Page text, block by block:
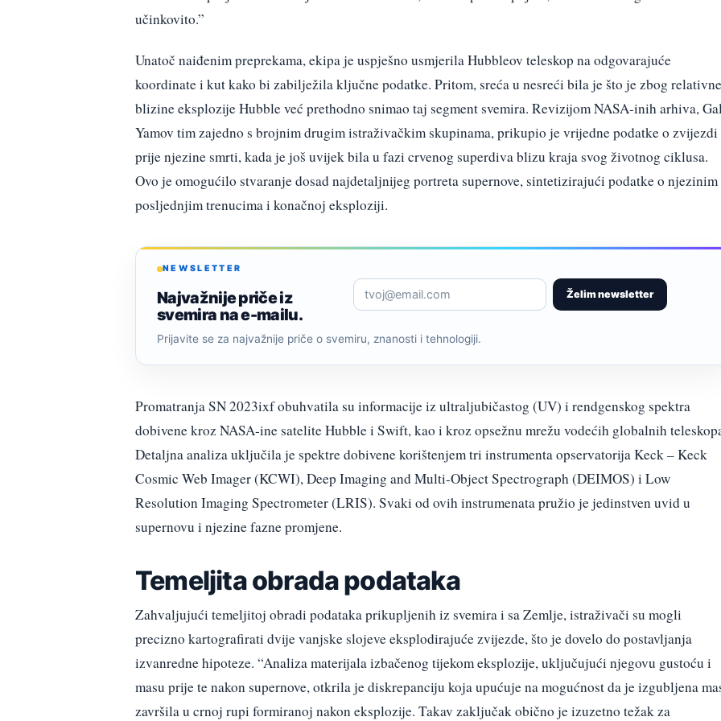
učinkovito.”
Unatoč naiđenim preprekama, ekipa je uspješno usmjerila Hubbleov teleskop na odgovarajuće
koordinate i kut kako bi zabilježila ključne podatke. Pritom, sreća u nesreći bila je što je zbog relativne
blizine eksplozije Hubble već prethodno snimao taj segment svemira. Revizijom NASA-inih arhiva,
Yamov tim zajedno s brojnim drugim istraživačkim skupinama, prikupio je vrijedne podatke o zvijezdi
prije njezine smrti, kada je još uvijek bila u fazi crvenog superdiva blizu kraja svog životnog ciklusa.
Ovo je omogućilo stvaranje dosad najdetaljnijeg portreta supernove, sintetizirajući podatke o njezinim
posljednjim trenucima i konačnoj eksploziji.
NEWSLETTER
Najvažnije priče iz
svemira na e-mailu.
Želim newsletter
Prijavite se za najvažnije priče o svemiru, znanosti i tehnologiji.
Promatranja SN 2023ixf obuhvatila su informacije iz ultraljubičastog (UV) i rendgenskog spektra
dobivene kroz NASA-ine satelite Hubble i Swift, kao i kroz opsežnu mrežu vodećih globalnih
Detaljna analiza uključila je spektre dobivene korištenjem tri instrumenta opservatorija Keck – Keck
Cosmic Web Imager (KCWI), Deep Imaging and Multi-Object Spectrograph (DEIMOS) i Low
Resolution Imaging Spectrometer (LRIS). Svaki od ovih instrumenata pružio je jedinstven uvid u
supernovu i njezine fazne promjene.
Temeljita obrada podataka
Zahvaljujući temeljitoj obradi podataka prikupljenih iz svemira i sa Zemlje, istraživači su mogli
precizno kartografirati dvije vanjske slojeve eksplodirajuće zvijezde, što je dovelo do postavljanja
izvanredne hipoteze. “Analiza materijala izbačenog tijekom eksplozije, uključujući njegovu gustoću i
masu prije te nakon supernove, otkrila je diskrepanciju koja upućuje na mogućnost da je izgubljena
završila u crnoj rupi formiranoj nakon eksplozije. Takav zaključak obično je izuzetno težak za